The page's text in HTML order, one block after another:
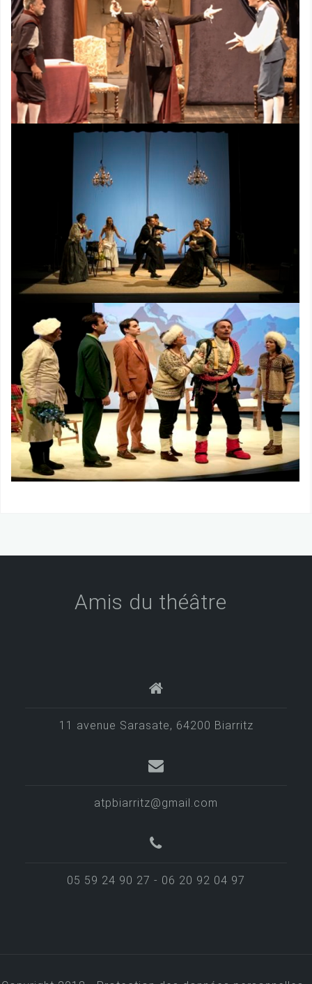
Amis du théâtre
11 avenue Sarasate, 64200 Biarritz
atpbiarritz@gmail.com
05 59 24 90 27 - 06 20 92 04 97